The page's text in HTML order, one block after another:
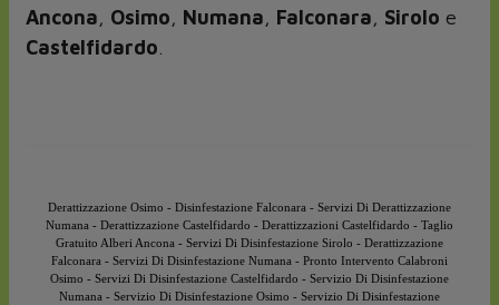
Ancona, Osimo, Numana, Falconara, Sirolo e
Castelfidardo
Derattizzazione Osimo - Disinfestazione Falconara - Servizi Di Derattizzazione
Numana - Derattizzazione Castelfidardo - Derattizzazioni Castelfidardo - Taglio
Gratuito Alberi Ancona - Servizi Di Disinfestazione Sirolo - Derattizzazione
Falconara - Servizi Di Disinfestazione Numana - Pronto Intervento Calabroni
Osimo - Servizi Di Disinfestazione Castelfidardo - Servizio Di Disinfestazione
Numana - Servizio Di Disinfestazione Osimo - Servizio Di Disinfestazione